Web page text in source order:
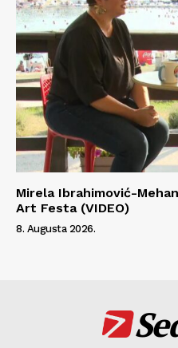
Mirela Ibrahimović-
Art Festa (VIDEO)
8. Augusta 2026.